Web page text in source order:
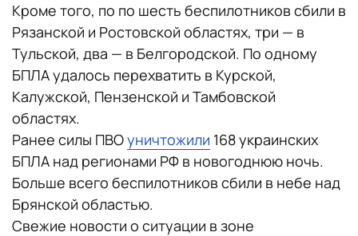
Кроме того, по по шесть беспилотников сбили в
Рязанской и Ростовской областях, три — в
Тульской, два — в Белгородской. По одному
БПЛА удалось перехватить в Курской,
Калужской, Пензенской и Тамбовской
областях.
Ранее силы ПВОуничтожили 168 украинских
БПЛА над регионами РФ в новогоднюю ночь.
Больше всего беспилотников сбили в небе над
Брянской областью.
Свежие новости о ситуации в зоне